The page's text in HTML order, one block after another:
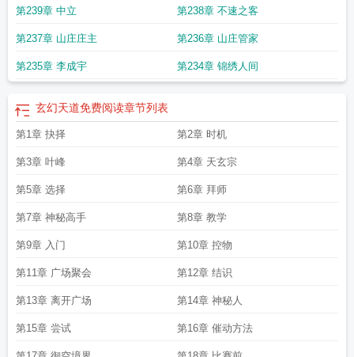
第239章 中立 第238章 不速之客
第237章 山庄庄主 第236章 山庄管家
第235章 李成宇 第234章 锦绣人间
玄幻天道免费阅读章节列表
第1章 抉择 第2章 时机
第3章 叶峰 第4章 天玄宗
第5章 选择 第6章 拜师
第7章 神秘高手 第8章 教学
第9章 入门 第10章 控物
第11章 广场聚会 第12章 结识
第13章 离开广场 第14章 神秘人
第15章 尝试 第16章 催动方法